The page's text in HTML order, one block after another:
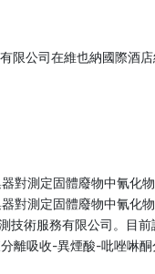
限公司在維也納國際
對測定固體廢物中氰化
對測定固體廢物中氰
術服務有限公司。
吸收-異煙酸-吡唑啉